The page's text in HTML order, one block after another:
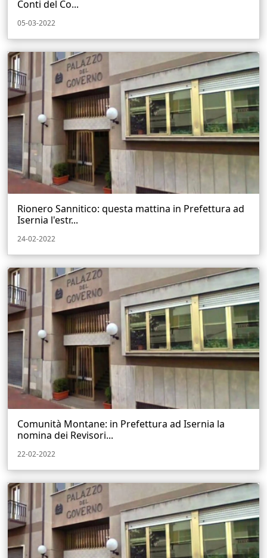
Conti del Co...
05-03-2022
Rionero Sannitico: questa mattina in Prefettura ad
Isernia l'estr...
24-02-2022
Comunità Montane: in Prefettura ad Isernia la
nomina dei Revisori...
22-02-2022